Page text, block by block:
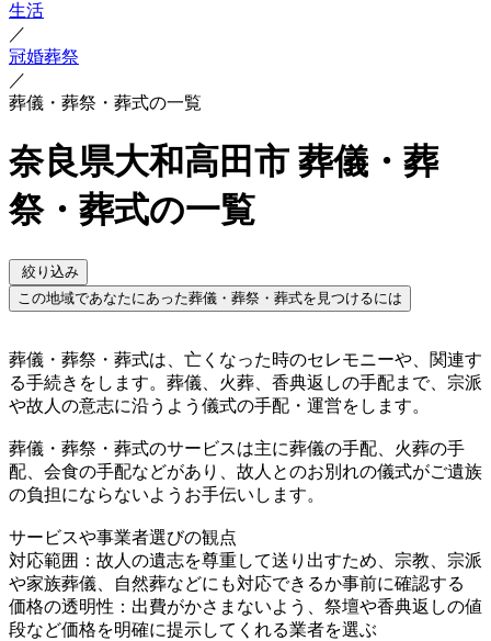
生活
／
冠婚葬祭
／
葬儀・葬祭・葬式の一覧
奈良県大和高田市 葬儀・葬
祭・葬式の一覧
絞り込み
この地域であなたにあった葬儀・葬祭・葬式を見つけるには
葬儀・葬祭・葬式は、亡くなった時のセレモニーや、関連す
る手続きをします。葬儀、火葬、香典返しの手配まで、宗派
や故人の意志に沿うよう儀式の手配・運営をします。
葬儀・葬祭・葬式のサービスは主に葬儀の手配、火葬の手
配、会食の手配などがあり、故人とのお別れの儀式がご遺族
の負担にならないようお手伝いします。
サービスや事業者選びの観点
対応範囲：故人の遺志を尊重して送り出すため、宗教、宗派
や家族葬儀、自然葬などにも対応できるか事前に確認する
価格の透明性：出費がかさまないよう、祭壇や香典返しの値
段など価格を明確に提示してくれる業者を選ぶ